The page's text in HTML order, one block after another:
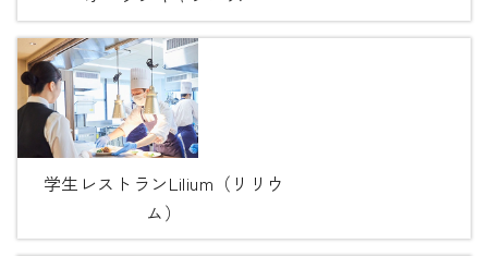
学生レストランLilium（リリウ
ム）